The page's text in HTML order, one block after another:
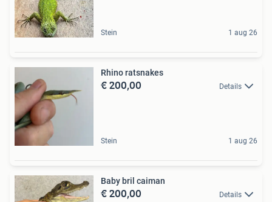
Stein 1 aug 26
Rhino ratsnakes
€ 200,00 Details
Stein 1 aug 26
Baby bril caiman
€ 200,00 Details